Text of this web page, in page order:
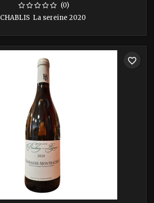
(0)
CHABLIS La sereine 2020
favorite_border